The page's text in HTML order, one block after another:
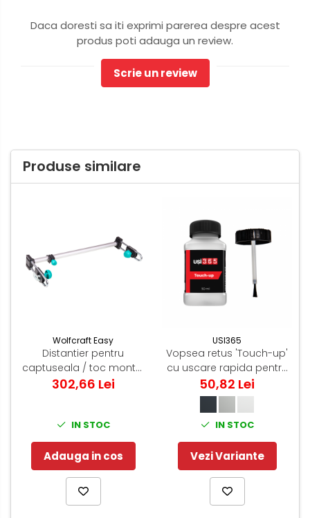
Daca doresti sa iti exprimi parerea despre acest
produs poti adauga un review.
Scrie un review
Produse similare
Wolfcraft Easy
Distantier pentru
captuseala / toc montaj
usa de interior -
302,66 Lei
IN STOC
Adauga in cos
USI365
Vopsea retus 'Touch-up'
cu uscare rapida pentru
usi antifoc - Gama RAL
50,82 Lei
IN STOC
Vezi Variante